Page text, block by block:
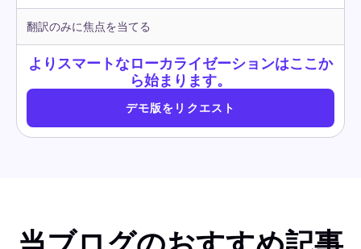
翻訳のみに焦点を当てる
よりスマートなローカライゼーションはここか
ら始まります。
デモ版をリクエスト